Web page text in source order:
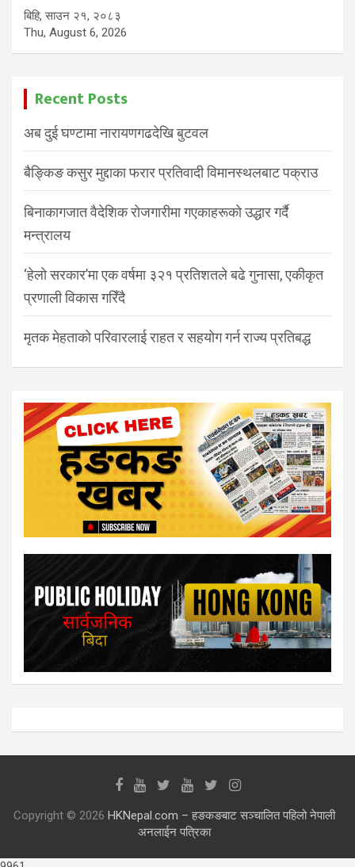
बिहि, साउन २१, २०८३
Thu, August 6, 2026
Recent Posts
अब दुई घण्टामा नारायणगढदेखि बुटवल
बैङ्किङ कसुर मुद्दाका फरार प्रतिवादी विमानस्थलबाट पक्राउ
बिनाकागजात वैदेशिक रोजगारीमा गएकाहरूको उद्धार गर्दै
मन्त्रालय
‘हेलो सरकार’मा एक वर्षमा ३२१ प्रतिशतले बढे गुनासा, एकीकृत
प्रणाली विकास गरिँदै
मृतक मेहताको परिवारलाई राहत र सहयोग गर्न राज्य प्रतिबद्ध
Copyright © 2026 HKNepal.com – हङकङबाट सञ्चालित पहिलो नेपाली
अनलाईन पत्रिका